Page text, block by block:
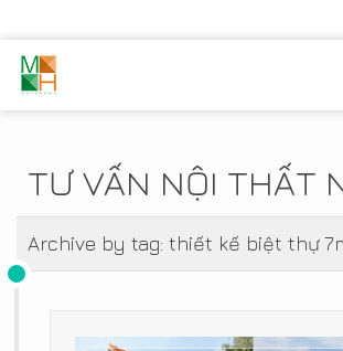
TƯ VẤN NỘI THẤT
Archive by tag: thiết kế biệt thự